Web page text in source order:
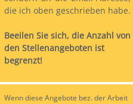
die ich oben geschrieben habe.
Beeilen Sie sich, die Anzahl von
den Stellenangeboten ist
begrenzt!
Wenn diese Angebote bez. der Arbeit